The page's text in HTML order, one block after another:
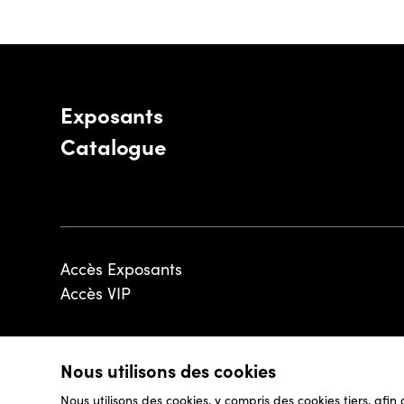
Nous utilisons des cookies
Nous utilisons des cookies, y compris des cookies tiers,
Exposants
Catalogue
Accès Exposants
Accès VIP
© 2026 - Luxembourg Art Week S.A.